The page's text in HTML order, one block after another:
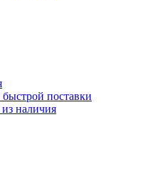
поставки